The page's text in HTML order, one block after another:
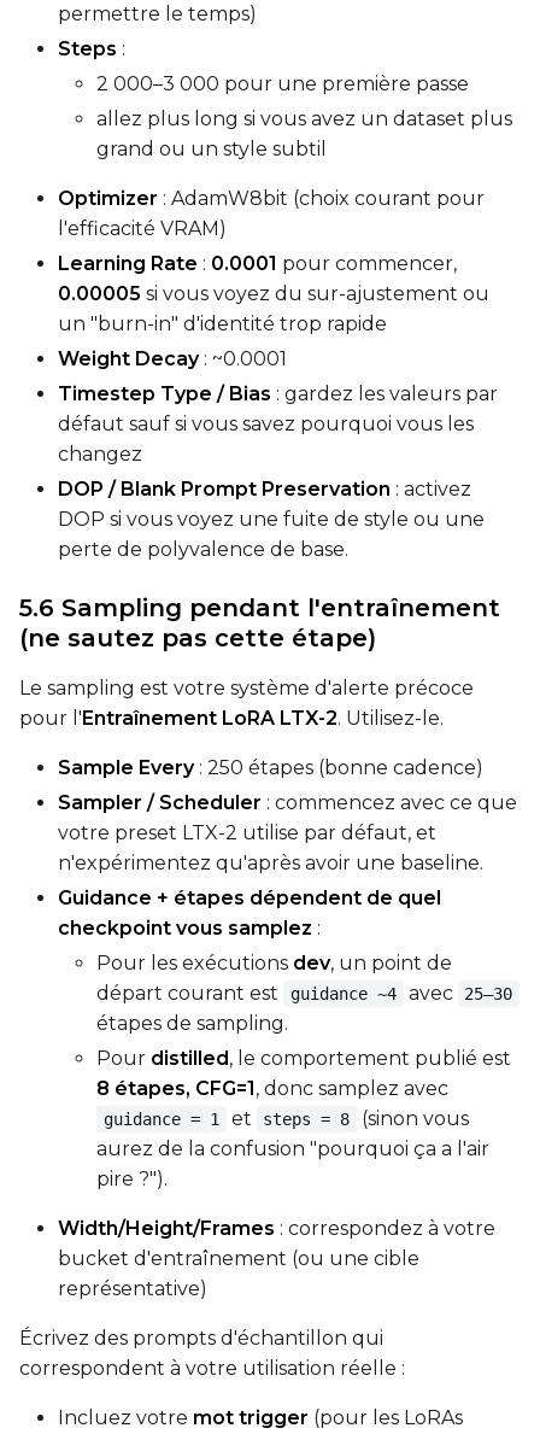
permettre le temps)
Steps :
2 000–3 000 pour une première passe
allez plus long si vous avez un dataset plus
grand ou un style subtil
Optimizer : AdamW8bit (choix courant pour
l'efficacité VRAM)
Learning Rate : 0.0001 pour commencer,
0.00005 si vous voyez du sur-ajustement ou
un "burn-in" d'identité trop rapide
Weight Decay: ~0.0001
Timestep Type / Bias : gardez les valeurs par
défaut sauf si vous savez pourquoi vous les
changez
DOP / Blank Prompt Preservation : activez
DOP si vous voyez une fuite de style ou une
perte de polyvalence de base.
5.6 Sampling pendant l'entraînement
(ne sautez pas cette étape)
Le sampling est votre système d'alerte précoce
pour l'Entraînement LoRA LTX-2. Utilisez-le.
Sample Every: 250 étapes (bonne cadence)
Sampler / Scheduler : commencez avec ce que
votre preset LTX-2 utilise par défaut, et
n'expérimentez qu'après avoir une baseline.
Guidance + étapes dépendent de quel
checkpoint vous samplez :
Pour les exécutions dev, un point de
départ courant est
guidance ~4 avec 25–30
étapes de sampling.
Pour distilled, le comportement publié est
8 étapes, CFG=1, donc samplez avec
guidance = 1 et steps = 8
(sinon vous
aurez de la confusion "pourquoi ça a l'air
pire ?").
Width/Height/Frames : correspondez à votre
bucket d'entraînement (ou une cible
représentative)
Écrivez des prompts d'échantillon qui
correspondent à votre utilisation réelle :
Incluez votre mot trigger (pour les LoRAs